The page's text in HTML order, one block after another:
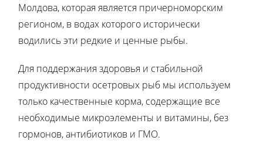
Молдова, которая является причерноморским
регионом, в водах которого исторически
водились эти редкие и ценные рыбы.
Для поддержания здоровья и стабильной
продуктивности осетровых рыб мы используем
только качественные корма, содержащие все
необходимые микроэлементы и витамины, без
гормонов, антибиотиков и ГМО.